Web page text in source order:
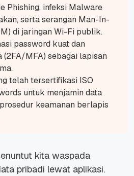
Phishing, infeksi Malware
serta serangan Man-In-
di jaringan Wi-Fi publik.
password kuat dan
(2FA/MFA) sebagai lapisan
telah tersertifikasi ISO
untuk menjamin data
keamanan berlapis
kita waspada
pribadi lewat aplikasi.